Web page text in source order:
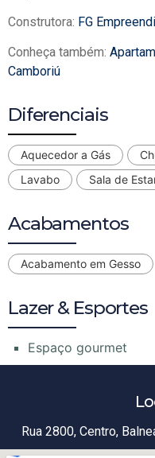
Construtora: FG
Conheça também:
Camboriú
Diferenciais
Aquecedor a Gás
Lavabo
Sala de
Acabamentos
Acabamento em Gesso
Lazer & Esportes
Espaço gourmet
Rua 2800, Centro,